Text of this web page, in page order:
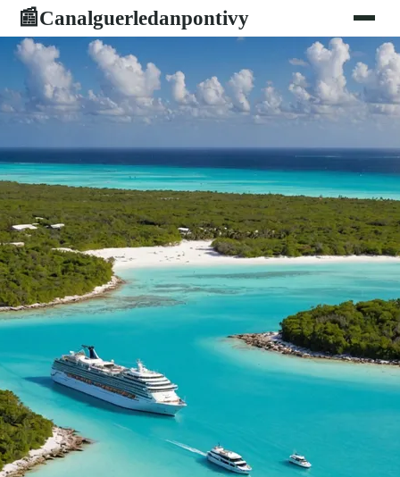
📰Canalguerledanpontivy